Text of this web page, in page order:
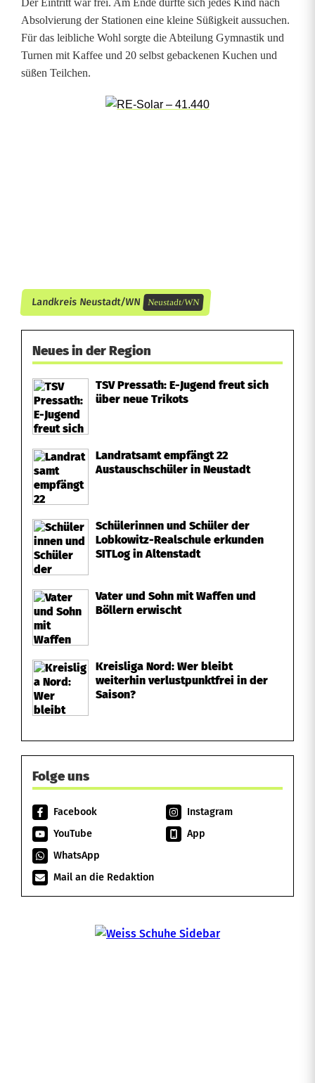
e
r
E
Der Eintritt war frei. Am Ende durfte sich jedes Kind nach
Absolvierung der Stationen eine kleine Süßigkeit aussuchen.
Für das leibliche Wohl sorgte die Abteilung Gymnastik und
Turnen mit Kaffee und 20 selbst gebackenen Kuchen und
süßen Teilchen.
Landkreis Neustadt/WN Neustadt/WN
Neues in der Region
TSV Pressath: E-Jugend freut sich
über neue Trikots
Landratsamt empfängt 22
Austauschschüler in Neustadt
Schülerinnen und Schüler der
Lobkowitz-Realschule erkunden
SITLog in Altenstadt
Vater und Sohn mit Waffen und
Böllern erwischt
Kreisliga Nord: Wer bleibt
weiterhin verlustpunktfrei in der
Saison?
Folge uns
Facebook
Instagram
YouTube
App
WhatsApp
Mail an die Redaktion